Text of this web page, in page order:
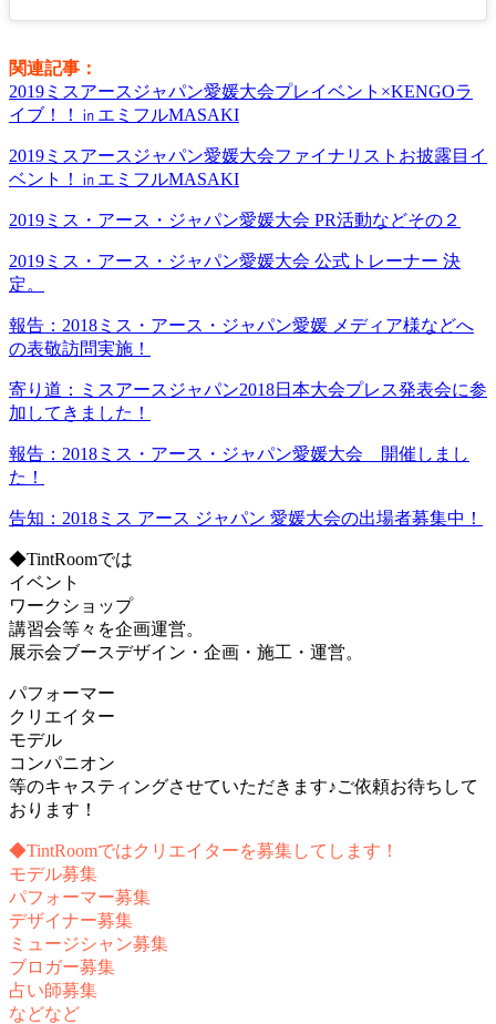
関連記事：
2019ミスアースジャパン愛媛大会プレイベント×KENGOラ
イブ！！㏌エミフルMASAKI
2019ミスアースジャパン愛媛大会ファイナリストお披露目イ
ベント！㏌エミフルMASAKI
2019ミス・アース・ジャパン愛媛大会 PR活動などその２
2019ミス・アース・ジャパン愛媛大会 公式トレーナー 決
定。
報告：2018ミス・アース・ジャパン愛媛 メディア様などへ
の表敬訪問実施！
寄り道：ミスアースジャパン2018日本大会プレス発表会に参
加してきました！
報告：2018ミス・アース・ジャパン愛媛大会 開催しまし
た！
告知：2018ミス アース ジャパン 愛媛大会の出場者募集中！
◆TintRoomでは
イベント
ワークショップ
講習会等々を企画運営。
展示会ブースデザイン・企画・施工・運営。
パフォーマー
クリエイター
モデル
コンパニオン
等のキャスティングさせていただきます♪ご依頼お待ちして
おります！
◆TintRoomではクリエイターを募集してします！
モデル募集
パフォーマー募集
デザイナー募集
ミュージシャン募集
ブロガー募集
占い師募集
などなど